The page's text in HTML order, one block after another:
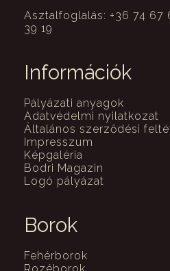
Asztalfoglalás: +36 74 67
39 19
Információk
Pályázati anyagok
Adatvédelmi nyilatkozat
Általános szerződési
Impresszum
Képgaléria
Bodri Magazin
Logó pályázat
Borok
Fehérborok